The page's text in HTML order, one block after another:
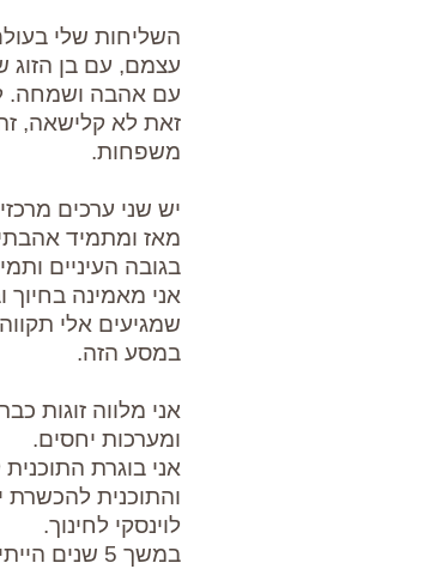
השליחות שלי
עצמם, עם בן הזוג
עם אהבה ושמחה.
זאת לא קלישאה,
משפחות.
יש שני ערכים
מאז ומתמיד
בגובה העיניים
אני מאמינה בחיוך
שמגיעים אלי
במסע הזה.
אני מלווה זוגות
ומערכות יחסים.
אני בוגרת
והתוכנית
לוינסקי לחינוך.
במשך 5